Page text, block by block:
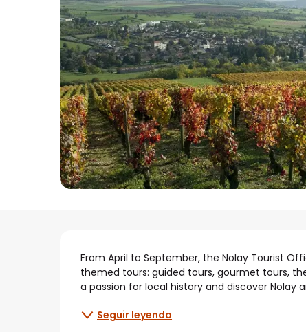
Descripción
From April to September, the Nolay Tourist
themed tours: guided tours, gourmet tours,
a passion for local history and discover Nolay
Seguir leyendo